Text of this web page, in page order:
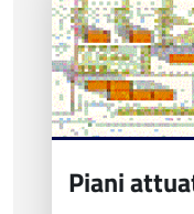
Piani